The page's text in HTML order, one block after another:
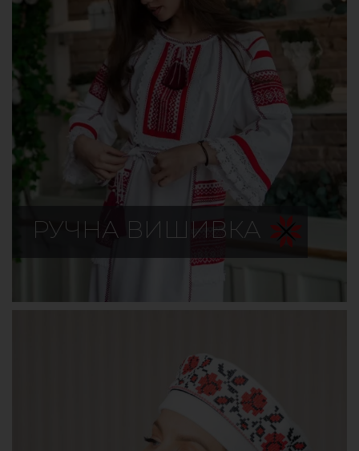
РУЧНА ВИШИВКА